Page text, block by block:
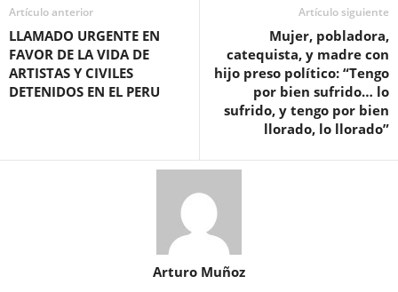
Artículo anterior
LLAMADO URGENTE EN
FAVOR DE LA VIDA DE
ARTISTAS Y CIVILES
DETENIDOS EN EL PERU
Artículo siguiente
Mujer, pobladora,
catequista, y madre con
hijo preso político: “Tengo
por bien sufrido… lo
sufrido, y tengo por bien
llorado, lo llorado”
Arturo Muñoz